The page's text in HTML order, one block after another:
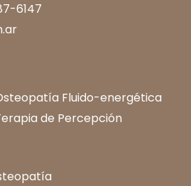
6147
Fluido-energética
de Percepción